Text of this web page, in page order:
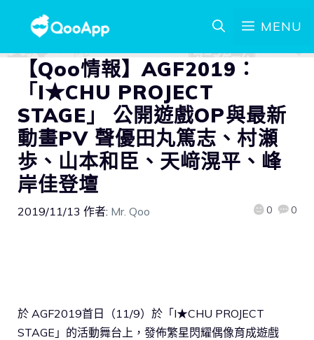
MENU
【Qoo情報】AGF2019：
「I★CHU PROJECT
STAGE」 公開遊戲OP與最新
動畫PV 聲優田丸篤志、村瀬
歩、山本和臣、天﨑滉平、峰
岸佳登壇
2019/11/13 作者: Mr. Qoo 0 0
於 AGF2019首日（11/9）於「I★CHU PROJECT
STAGE」的活動舞台上，發佈繁星閃耀偶像育成遊戲